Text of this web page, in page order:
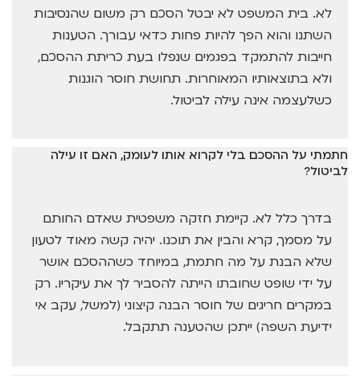
לא. בית המשפט לא יבטל הסכם רק משום שהנסיבות
השתנו והוא הפך להיות פחות כדאי עבורך. הטענות
חייבות להתמקד בפגמים שנפלו בעת כריתת ההסכם,
ולא בתוצאותיו המאוחרות. תחושת חוסר הוגנות
כשלעצמה אינה עילה לביטול.
חתמתי על ההסכם בלי לקרוא אותו לעומק, האם זו עילה
לביטול?
בדרך כלל לא. קיימת חזקה משפטית שאדם החותם
על מסמך, קרא והבין את תוכנו. יהיה קשה מאוד לטעון
שלא הבנת על מה חתמת, במיוחד כשההסכם אושר
על ידי שופט שחובתו הייתה להסביר לך את עיקריו. רק
במקרים חריגים של חוסר הבנה קיצוני (למשל, עקב אי
ידיעת השפה) ייתכן שהטענה תתקבל.